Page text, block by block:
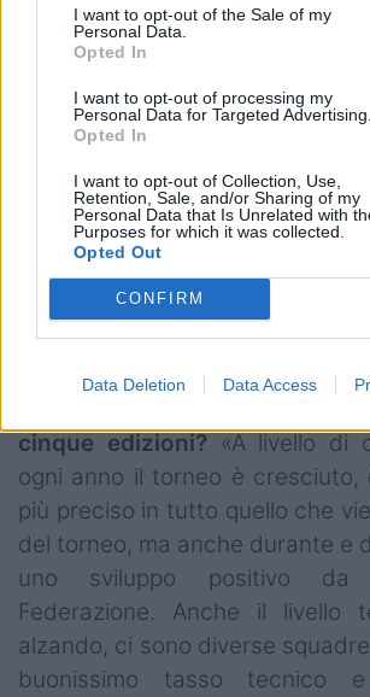
I want to opt-out of the Sale of my
Personal Data.
Opted In
I want to opt-out of processing my
Personal Data for Targeted Advertising.
Opted In
I want to opt-out of Collection, Use,
Retention, Sale, and/or Sharing of my
Personal Data that Is Unrelated with
Purposes for which it was collected.
Opted Out
CONFIRM
Data Deletion Data Access
abbiamo formato, con una
qualche innesto che
giocato nella Pesaro Rugby. In
sono almeno una quarantina i
hanno vestito la magia dei
Vogliamo portare questo spirito
gioco anche a Pesaro, abbiamo
in cantiere per ampliare il più
e fare in modo che sempre
avvicinino al rugby e lo vivano
cinque edizioni? «A livello di
ogni anno il torneo è cresciuto,
più preciso in tutto quello che
del torneo, ma anche durante e
uno sviluppo positivo da
Federazione. Anche il livello
alzando, ci sono diverse
buonissimo tasso tecnico